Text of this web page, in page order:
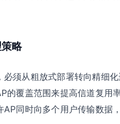
略
必须从粗放式部署转向精细化
的覆盖范围来提高信道复用
AP同时向多个用户传输数据